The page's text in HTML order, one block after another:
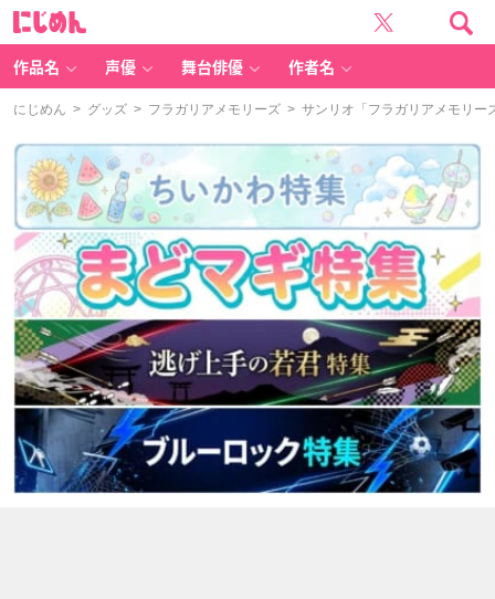
作品名 声優 舞台俳優 作者名
にじめん > グッズ > フラガリアメモリーズ > サンリオ「フラガリアメモリー